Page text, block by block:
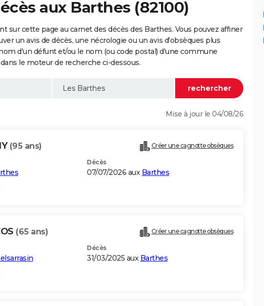
aux Barthes (82100)
sur cette page au carnet des décès des Barthes. Vous pouvez affiner
un avis de décès, une nécrologie ou un avis d'obsèques plus
d'un défunt et/ou le nom (ou code postal) d'une commune
le moteur de recherche ci-dessous.
Mise à jour le 04/08/26
(95 ans) Créer une cagnotte obsèques
Décès
07/07/2026 aux Barthes
(65 ans) Créer une cagnotte obsèques
Décès
31/03/2025 aux Barthes